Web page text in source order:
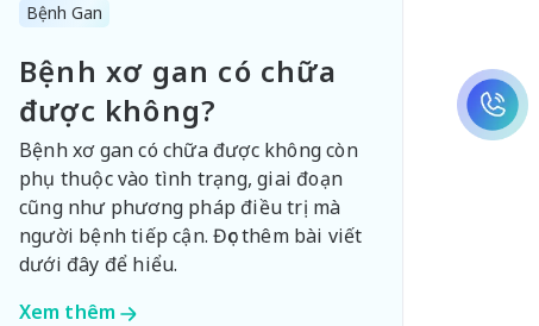
Bệnh Gan
Bệnh xơ gan có chữa
được không?
Bệnh xơ gan có chữa được không còn
phụ thuộc vào tình trạng, giai đoạn
cũng như phương pháp điều trị mà
người bệnh tiếp cận. Đọc thêm bài viết
dưới đây để hiểu.
Xem thêm